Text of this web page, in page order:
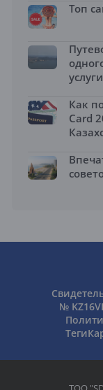
Топ
услуги
Как
Card
№
Теги